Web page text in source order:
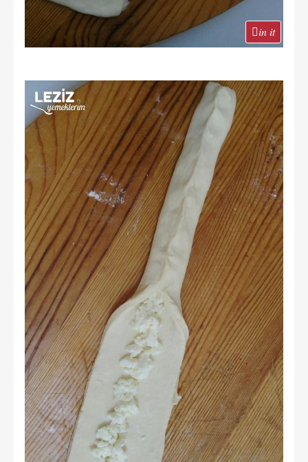
in it